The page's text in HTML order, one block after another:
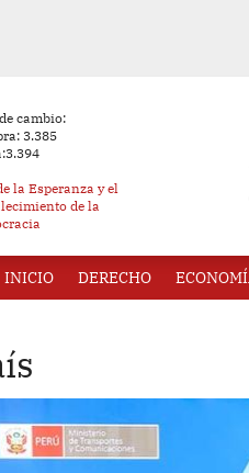
cambio:
3.385
la Esperanza y el
de la
INICIO DERECHO